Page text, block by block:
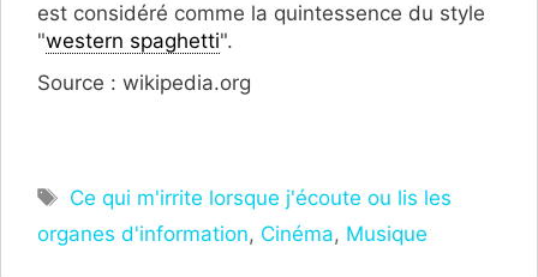
est considéré comme la quintessence du style
"western spaghetti".
Source : wikipedia.org
Étiquettes
Ce qui m'irrite lorsque j'écoute ou lis les
organes d'information, Cinéma, Musique